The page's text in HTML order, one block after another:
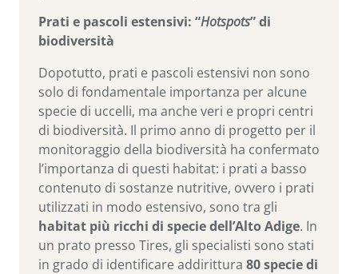
Prati e pascoli estensivi: “Hotspots” di
biodiversità
Dopotutto, prati e pascoli estensivi non sono
solo di fondamentale importanza per alcune
specie di uccelli, ma anche veri e propri centri
di biodiversità. Il primo anno di progetto per il
monitoraggio della biodiversità ha confermato
l’importanza di questi habitat: i prati a basso
contenuto di sostanze nutritive, ovvero i prati
utilizzati in modo estensivo, sono tra gli
habitat più ricchi di specie dell’Alto Adige. In
un prato presso Tires, gli specialisti sono stati
in grado di identificare addirittura 80 specie di